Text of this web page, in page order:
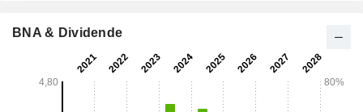
BNA & Dividende